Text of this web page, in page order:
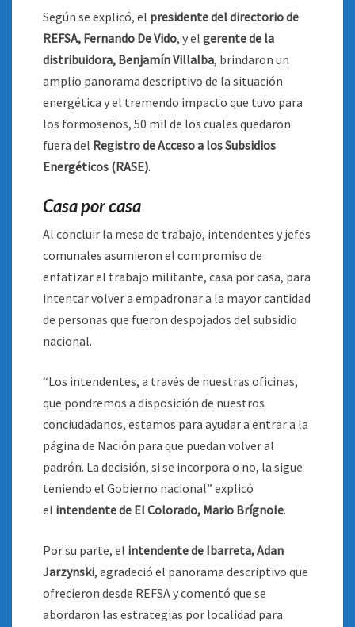
Según se explicó, el presidente del directorio de
REFSA, Fernando De Vido, y el gerente de la
distribuidora, Benjamín Villalba, brindaron un
amplio panorama descriptivo de la situación
energética y el tremendo impacto que tuvo para
los formoseños, 50 mil de los cuales quedaron
fuera del Registro de Acceso a los Subsidios
Energéticos (RASE).
Casa por casa
Al concluir la mesa de trabajo, intendentes y jefes
comunales asumieron el compromiso de
enfatizar el trabajo militante, casa por casa, para
intentar volver a empadronar a la mayor cantidad
de personas que fueron despojados del subsidio
nacional.
“Los intendentes, a través de nuestras oficinas,
que pondremos a disposición de nuestros
conciudadanos, estamos para ayudar a entrar a la
página de Nación para que puedan volver al
padrón. La decisión, si se incorpora o no, la sigue
teniendo el Gobierno nacional” explicó
el intendente de El Colorado, Mario Brígnole.
Por su parte, el intendente de Ibarreta, Adan
Jarzynski, agradeció el panorama descriptivo que
ofrecieron desde REFSA y comentó que se
abordaron las estrategias por localidad para